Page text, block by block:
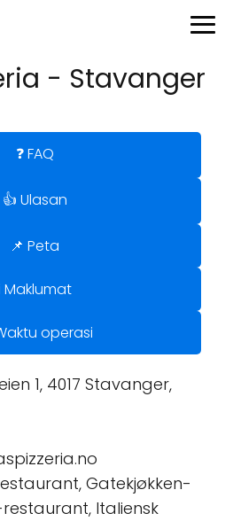
- Stavanger
❓ FAQ
👍 Ulasan
📌 Peta
Maklumat
operasi
1, 4017 Stavanger,
Gatekjøkken-
Italiensk